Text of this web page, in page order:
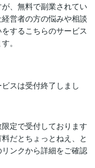
、無料で副業されてい
営者の方の悩みや相談
するこちらのサービス
。
スは受付終了しまし
定で受付しております
だとちょっとねえ、と
ンクから詳細をご確認